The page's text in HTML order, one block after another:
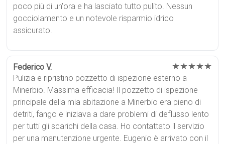
poco più di un'ora e ha lasciato tutto pulito. Nessun
gocciolamento e un notevole risparmio idrico
assicurato.
Federico V. ★★★★★
Pulizia e ripristino pozzetto di ispezione esterno a
Minerbio. Massima efficacia! Il pozzetto di ispezione
principale della mia abitazione a Minerbio era pieno di
detriti, fango e iniziava a dare problemi di deflusso lento
per tutti gli scarichi della casa. Ho contattato il servizio
per una manutenzione urgente. Eugenio è arrivato con il